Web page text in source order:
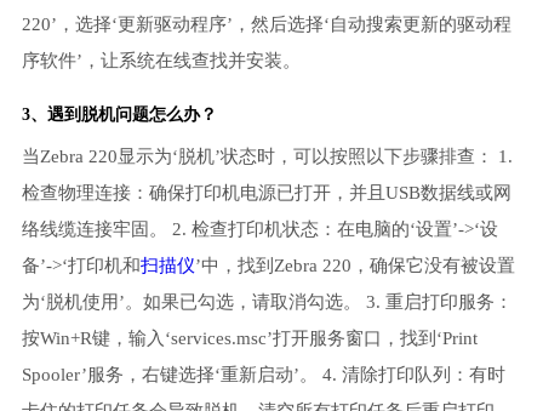
220’，选择‘更新驱动程序’，然后选择‘自动搜索更新的驱动程
序软件’，让系统在线查找并安装。
3、遇到脱机问题怎么办？
当Zebra 220显示为‘脱机’状态时，可以按照以下步骤排查： 1.
检查物理连接：确保打印机电源已打开，并且USB数据线或网
络线缆连接牢固。 2. 检查打印机状态：在电脑的‘设置’->‘设
备’->‘打印机和扫描仪’中，找到Zebra 220，确保它没有被设置
为‘脱机使用’。如果已勾选，请取消勾选。 3. 重启打印服务：
按Win+R键，输入‘services.msc’打开服务窗口，找到‘Print
Spooler’服务，右键选择‘重新启动’。 4. 清除打印队列：有时